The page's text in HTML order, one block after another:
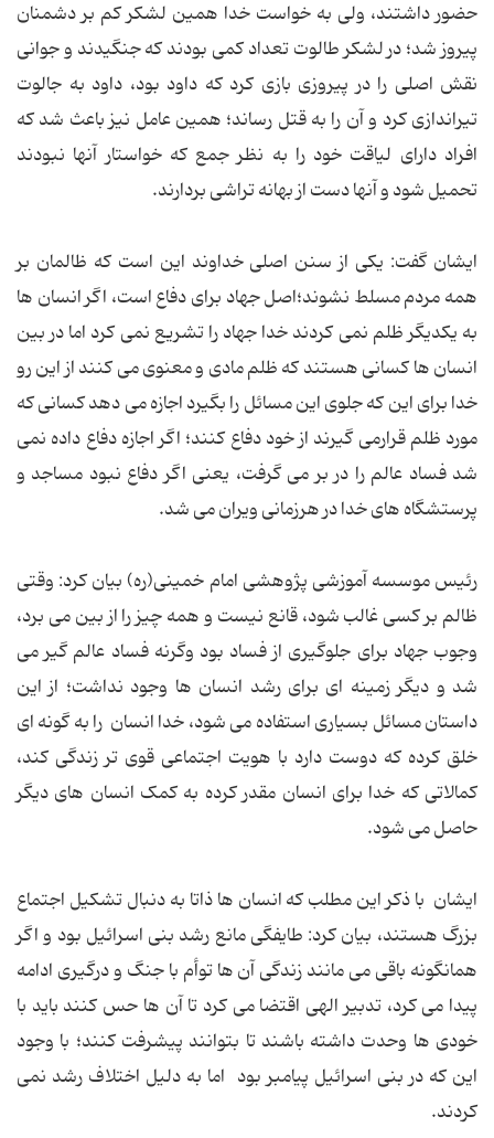
حضور داشتند، ولی به خواست خدا همین لشکر کم بر دشمنان
پیروز شد؛ در لشکر طالوت تعداد کمی بودند که جنگیدند و جوانی
نقش اصلی را در پیروزی بازی کرد که داود بود، داود به جالوت
تیراندازی کرد و آن را به قتل رساند؛ همین عامل نیز باعث شد که
افراد دارای لیاقت خود را به نظر جمع که خواستار آنها نبودند
تحمیل شود و آنها دست از بهانه تراشی بردارند.
ایشان گفت: یکی از سنن اصلی خداوند این است که ظالمان بر
همه مردم مسلط نشوند؛اصل جهاد برای دفاع است، اگر انسان ها
به یکدیگر ظلم نمی کردند خدا جهاد را تشریع نمی کرد اما در بین
انسان ها کسانی هستند که ظلم مادی و معنوی می کنند از این رو
خدا برای این که جلوی این مسائل را بگیرد اجازه می دهد کسانی که
مورد ظلم قرارمی گیرند از خود دفاع کنند؛ اگر اجازه دفاع داده نمی
شد فساد عالم را در بر می گرفت، یعنی اگر دفاع نبود مساجد و
پرستشگاه های خدا در هرزمانی ویران می شد.
رئیس موسسه آموزشی پژوهشی امام خمینی(ره) بیان کرد: وقتی
ظالم بر کسی غالب شود، قانع نیست و همه چیز را از بین می برد،
وجوب جهاد برای جلوگیری از فساد بود وگرنه فساد عالم گیر می
شد و دیگر زمینه ای برای رشد انسان ها وجود نداشت؛ از این
داستان مسائل بسیاری استفاده می شود، خدا انسان را به گونه ای
خلق کرده که دوست دارد با هویت اجتماعی قوی تر زندگی کند،
کمالاتی که خدا برای انسان مقدر کرده به کمک انسان های دیگر
حاصل می شود.
ایشان با ذکر این مطلب که انسان ها ذاتا به دنبال تشکیل اجتماع
بزرگ هستند، بیان کرد: طایفگی مانع رشد بنی اسرائیل بود و اگر
همانگونه باقی می مانند زندگی آن ها توأم با جنگ و درگیری ادامه
پیدا می کرد، تدبیر الهی اقتضا می کرد تا آن ها حس کنند باید با
خودی ها وحدت داشته باشند تا بتوانند پیشرفت کنند؛ با وجود
این که در بنی اسرائیل پیامبر بود اما به دلیل اختلاف رشد نمی
کردند.